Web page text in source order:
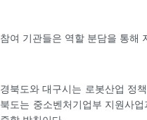
참여 기관들은 역할 분담을 통해
경북도와 대구시는 로봇산업 정
북도는 중소벤처기업부 지원사